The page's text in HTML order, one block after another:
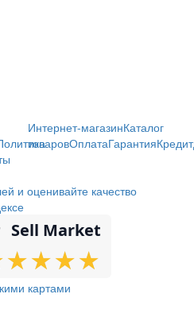
Интернет-магазинКаталог
товаровОплатаГарантияКредит
Sell Market
★
★★
★★
★★
★